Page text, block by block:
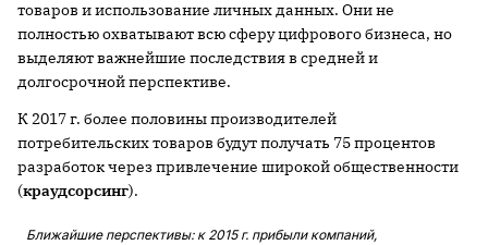
товаров и использование личных данных. Они не
полностью охватывают всю сферу цифрового бизнеса, но
выделяют важнейшие последствия в средней и
долгосрочной перспективе.
К 2017 г. более половины производителей
потребительских товаров будут получать 75 процентов
разработок через привлечение широкой общественности
(краудсорсинг).
Ближайшие перспективы: к 2015 г. прибыли компаний,